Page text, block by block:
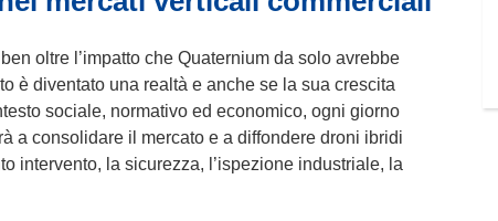
oltre l’impatto che Quaternium da solo avrebbe
è diventato una realtà e anche se la sua crescita
sociale, normativo ed economico, ogni giorno
a consolidare il mercato e a diffondere droni ibridi
intervento, la sicurezza, l’ispezione industriale, la